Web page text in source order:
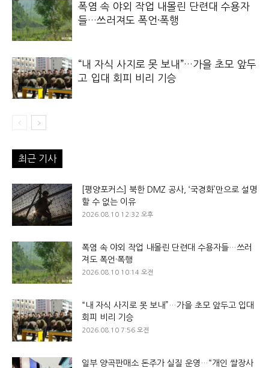
폭염 속 야외 작업 내몰린 단련대 수용자
들…쓰러져도 폭언·폭행
“내 자식 사지로 못 보내”…가을 초모 앞두
고 입대 회피 비리 기승
최근 기사
[평양포커스] 북한 DMZ 공사, ‘국경화’만으로 설명
할 수 없는 이유
2026.08.10 12:32 오후
폭염 속 야외 작업 내몰린 단련대 수용자들…쓰러
져도 폭언·폭행
2026.08.10 10:14 오전
“내 자식 사지로 못 보내”…가을 초모 앞두고 입대
회피 비리 기승
2026.08.10 7:56 오전
일부 양곡판매소 돈주가 실질 운영…“개인 쌀장사